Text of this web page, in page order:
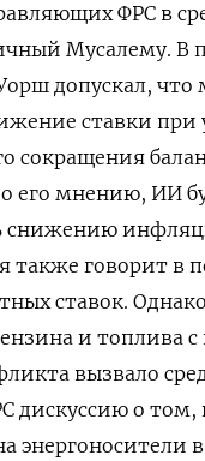
ФРС в
Мусалему. В
допускал, что
ставки ​при
​сокращения
его мнению, ИИ
снижению
также говорит в
ставок.
и топлива с
вызвало
дискуссию о том,
энергоносители